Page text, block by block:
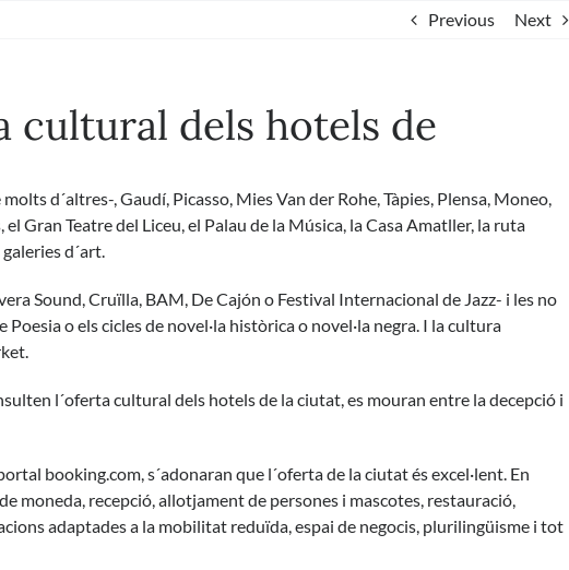
Previous Next
cultural dels hotels de
d´altres-, Gaudí, Picasso, Mies Van der Rohe, Tàpies, Plensa, Moneo,
Gran Teatre del Liceu, el Palau de la Música, la Casa Amatller, la ruta
d´art.
Sound, Cruïlla, BAM, De Cajón o Festival Internacional de Jazz- i les no
o els cicles de novel·la històrica o novel·la negra. I la cultura
l´oferta cultural dels hotels de la ciutat, es mouran entre la decepció i
booking.com, s´adonaran que l´oferta de la ciutat és excel·lent. En
moneda, recepció, allotjament de persones i mascotes, restauració,
adaptades a la mobilitat reduïda, espai de negocis, plurilingüisme i tot